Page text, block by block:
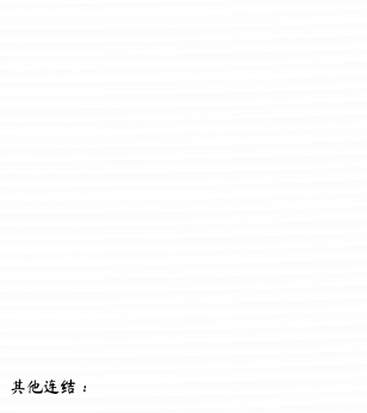
其他连结：